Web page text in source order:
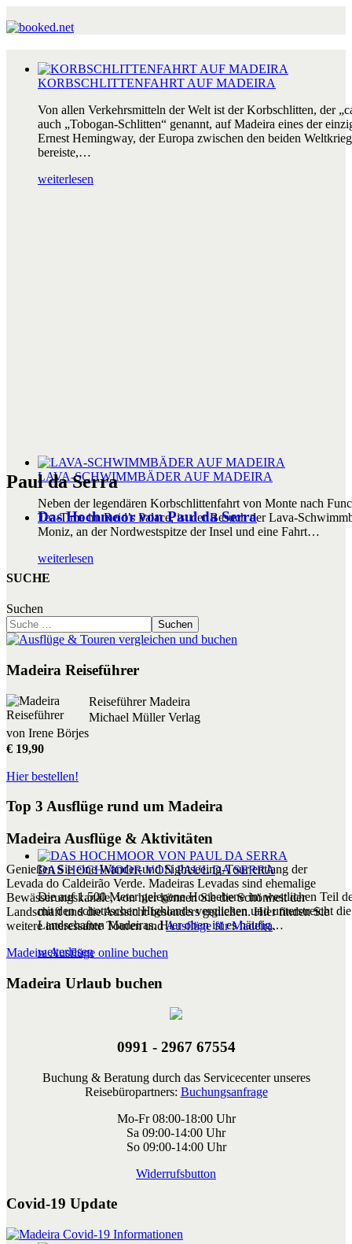
KORBSCHLITTENFAHRT AUF MADEIRA
Von allen Verkehrsmitteln der Welt ist der Korbschlitten, der
auch „Tobogan-Schlitten“ genannt, auf Madeira eines der
Ernest Hemingway, der Europa zwischen den beiden
bereiste,…
weiterlesen
LAVA-SCHWIMMBÄDER AUF MADEIRA
Neben der legendären Korbschlittenfahrt von Monte nach
Tea-Time im Reid’s Palace, ist der Besuch der Lava-
Moniz, an der Nordwestspitze der Insel und eine Fahrt…
weiterlesen
DAS HOCHMOOR VON PAUL DA SERRA
Die auf 1.500 Meter gelegene Hochebene im westlichen Teil
mit den schottischen Highlands verglichen und unterstreicht
Landschaften Madeiras. Hier oben ist es häufig…
weiterlesen
Paul da Serra
Das Hochmoor von Paul da Serra
SUCHE
Suchen
Suchen
Madeira Reiseführer
Reiseführer Madeira
Michael Müller Verlag
von Irene Börjes
€ 19,90
Hier bestellen!
Top 3 Ausflüge rund um Madeira
Madeira Ausflüge & Aktivitäten
Genießen Sie eine Wander-und Sightseeing-Tour entlang der
Levada do Caldeirão Verde. Madeiras Levadas sind ehemalige
Bewässerungskanäle, von hier können Sie die Schönheit der
Landschaft und die Aussicht besonders genießen. Hier finden Sie
weitere interessante Touren undAusflüge für Madeira.
Madeira Ausflüge online buchen
Madeira Urlaub buchen
0991 - 2967 67554
Buchung & Beratung durch das Servicecenter unseres
Reisebüropartners: Buchungsanfrage
Mo-Fr 08:00-18:00 Uhr
Sa 09:00-14:00 Uhr
So 09:00-14:00 Uhr
Widerrufsbutton
Covid-19 Update